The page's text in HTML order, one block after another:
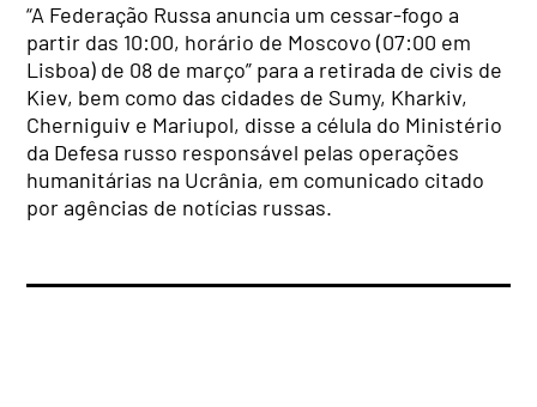
“A Federação Russa anuncia um cessar-fogo a
partir das 10:00, horário de Moscovo (07:00 em
Lisboa) de 08 de março” para a retirada de civis de
Kiev, bem como das cidades de Sumy, Kharkiv,
Cherniguiv e Mariupol, disse a célula do Ministério
da Defesa russo responsável pelas operações
humanitárias na Ucrânia, em comunicado citado
por agências de notícias russas.